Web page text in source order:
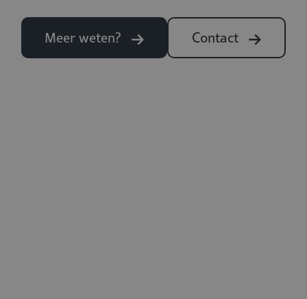
Meer weten? Contact